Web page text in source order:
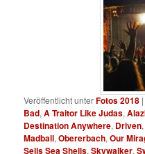
Veröffentlicht unterFotos 2018
Bad,A Traitor Like Judas,
Destination Anywhere, Driven,
Madball,Obererbach,Our
Sells Sea Shells,Skywalker,